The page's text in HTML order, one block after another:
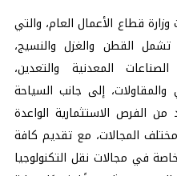
قطاع الأعمال العام، والتي
القطن والغزل والنسيج،
المعدنية والتعدين،
والمقاولات، إلى جانب السياحة
الفرص الاستثمارية الواعدة
المجالات، مع تقديم كافة
في مجالات نقل التكنولوجيا